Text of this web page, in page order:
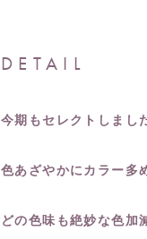
DETAIL
今期もセレクトしまし
色あざやかにカラー多
どの色味も絶妙な色加